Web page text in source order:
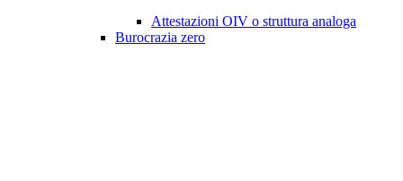
Attestazioni OIV o struttura analoga
Burocrazia zero